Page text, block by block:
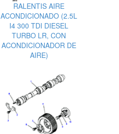
RALENTIS AIRE
ACONDICIONADO (2.5L
I4 300 TDI DIESEL
TURBO LR, CON
ACONDICIONADOR DE
AIRE)